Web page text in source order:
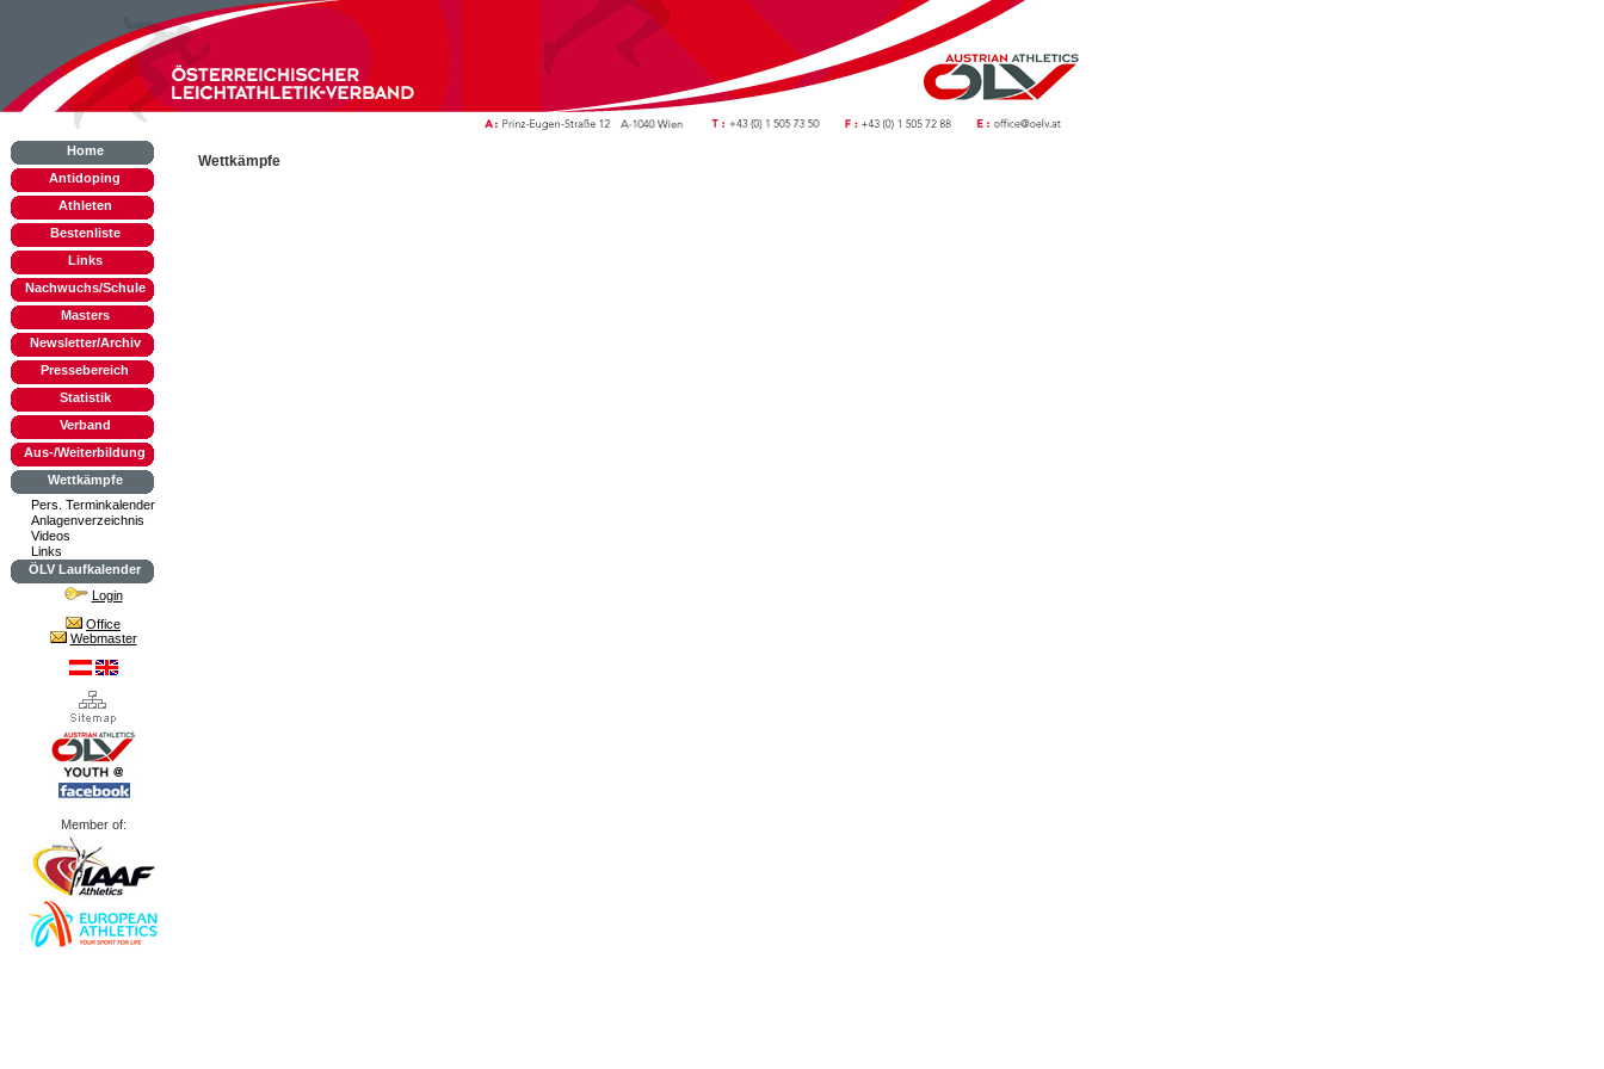
Home
Antidoping
Athleten
Bestenliste
Links
Nachwuchs/Schule
Masters
Newsletter/Archiv
Pressebereich
Statistik
Verband
Aus-/Weiterbildung
Wettkämpfe
Pers. Terminkalender
Anlagenverzeichnis
Videos
Links
ÖLV Laufkalender
Login
Office
Webmaster
Member of:
Wettkämpfe